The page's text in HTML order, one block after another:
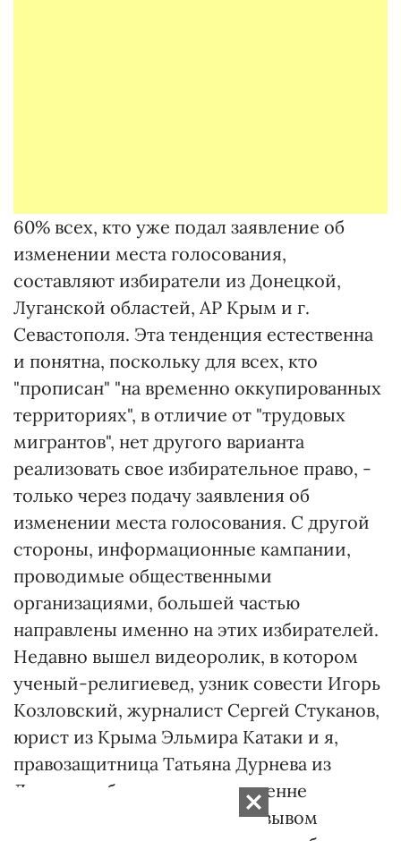
60% всех, кто уже подал заявление об
изменении места голосования,
составляют избиратели из Донецкой,
Луганской областей, АР Крым и г.
Севастополя. Эта тенденция естественна
и понятна, поскольку для всех, кто
"прописан" "на временно оккупированных
территориях", в отличие от "трудовых
мигрантов", нет другого варианта
реализовать свое избирательное право, -
только через подачу заявления об
изменении места голосования. С другой
стороны, информационные кампании,
проводимые общественными
организациями, большей частью
направлены именно на этих избирателей.
Недавно вышел видеоролик, в котором
ученый-религиевед, узник совести Игорь
Козловский, журналист Сергей Стуканов,
юрист из Крыма Эльмира Катаки и я,
правозащитница Татьяна Дурнева из
Донецка, обратились к внутренне
перемещенным лицам с призывом